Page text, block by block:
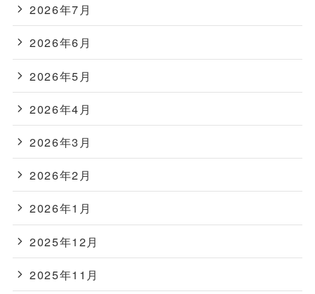
2026年7月
2026年6月
2026年5月
2026年4月
2026年3月
2026年2月
2026年1月
2025年12月
2025年11月